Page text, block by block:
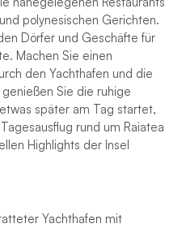
polynesischen Gerichten.
Dörfer und Geschäfte für
Machen Sie einen
den Yachthafen und die
Sie die ruhige
später am Tag startet,
rund um Raiatea
Highlights der Insel
Yachthafen mit